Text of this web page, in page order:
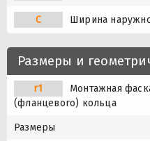
C Ширина
Размеры и
r1
Монтажная
(фланцевого) кольца
Размеры